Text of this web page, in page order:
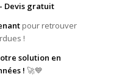
Devis gratuit
pour retrouver
!
solution en
! 🚀💙